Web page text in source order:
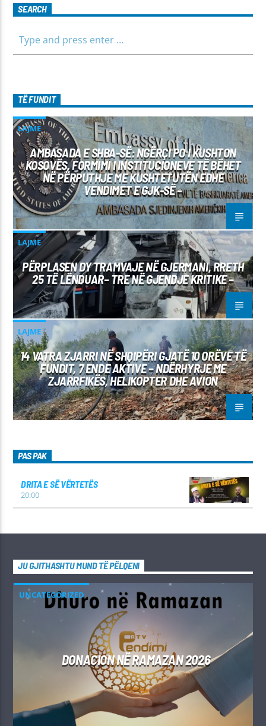
kanë, por edhe përfitimin e njohurive të reja. Çdo të diel, ora
10:00-12:00 Moderatore: Luljeta Beqiri Kontakti: Viber: +383
SEARCH
TË FUNDIT
LAJME
AMBASADA E SHBA-SË: NGËRÇI PO I KUSHTON
KOSOVËS, FORMIMI I INSTITUCIONEVE TË BËHET
NË PËRPUTHJE ME KUSHTETUTËN EDHE
VENDIMET E GJK-SË –
LAJME
PËRPLASEN DY TRAMVAJE NË GJERMANI, RRETH
25 TË LËNDUAR– TRE NË GJENDJE KRITIKE –
LAJME
14 VATRA ZJARRI NË SHQIPËRI GJATË 10 ORËVE TË
FUNDIT, 7 ENDE AKTIVE – NDËRHYRJE ME
ZJARRFIKËS, HELIKOPTER DHE AVION
PAS PAK
DRITA E SË VËRTETËS
20:00
JU GJITHASHTU MUND TË PËLQENI
UNCATEGORIZED
DONACION NË RAMAZAN 2026